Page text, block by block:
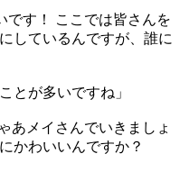
す！ ここでは皆さんを
しているんですが、誰に
とが多いですね」
あメイさんでいきましょ
かわいいんですか？